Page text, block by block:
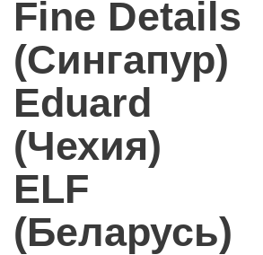
Fine Details
(Сингапур)
Eduard
(Чехия)
ELF
(Беларусь)